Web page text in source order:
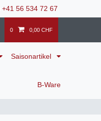
+41 56 534 72 67
0 0,00 CHF
Saisonartikel
B-Ware